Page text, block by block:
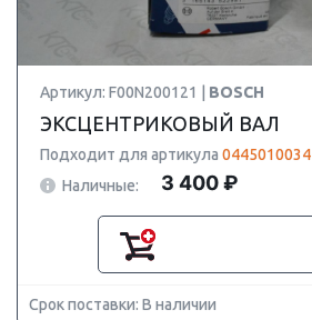
Артикул: F00N200121 | BOSCH
ЭКСЦЕНТРИКОВЫЙ ВАЛ
Подходит для артикула 0445010034
Наличные:
3 400 ₽
Срок поставки: В наличии